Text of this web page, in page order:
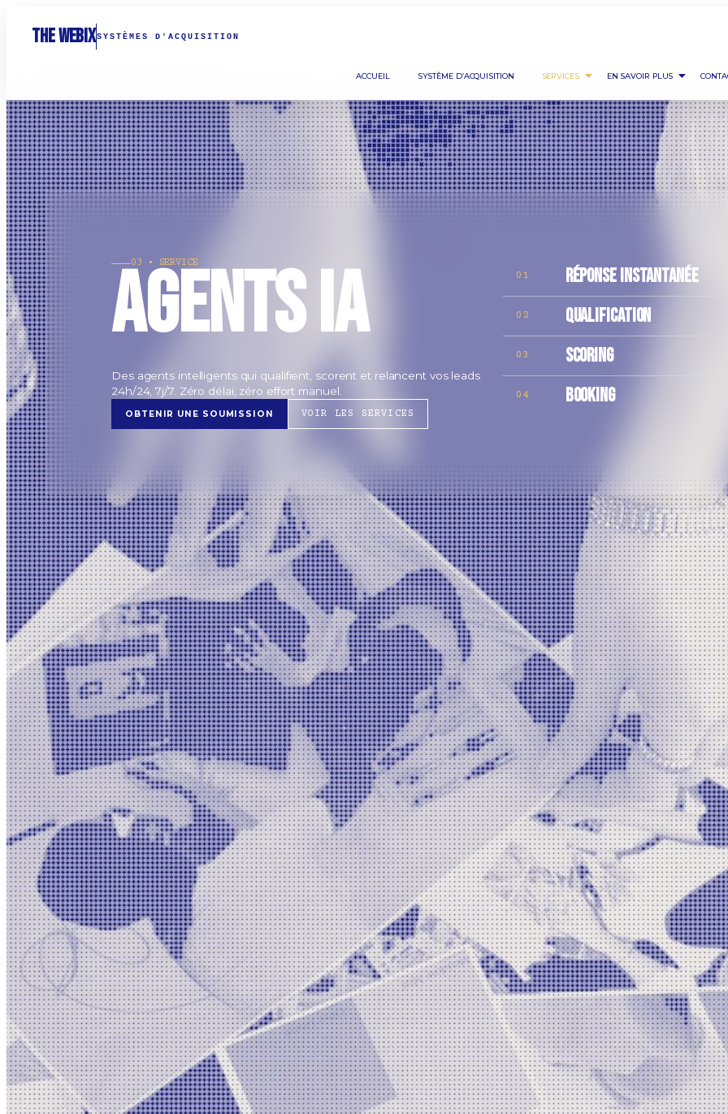
THE WEBIXSYSTÈMES D'ACQUISITION
ACCUEIL SYSTÈME D’ACQUISITION SERVICES EN SAVOIR PLUS
03 • SERVICE
Agents IA
Des agents intelligents qui qualifient, scorent et relancent vos leads
24h/24, 7j/7. Zéro délai, zéro effort manuel.
OBTENIR UNE SOUMISSION VOIR LES SERVICES
01 RÉPONSE INSTANTANÉE
02 QUALIFICATION
03 SCORING
04 BOOKING